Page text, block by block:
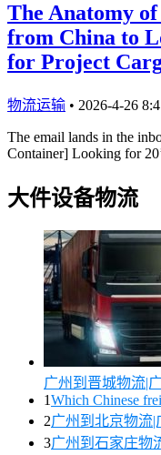
The Anatomy
from China to
for Project
物流运输 • 2026-4-26
The email lands in the
Container] Looking for
大件设备物流
广州到晋城物流|
1Which Chinese
2广州到北京物流
3广州到石家庄物